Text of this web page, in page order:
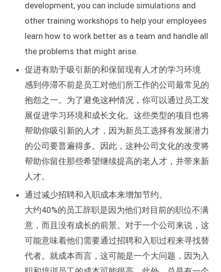
development, you can include simulations and
other training workshops to help your employees
learn how to work better as a team and handle all
the problems that might arise.
促进有助于吸引新的和保留现有人才的学习环境
感到停滞不前是员工对他们所工作的公司最常见的
抱怨之一。为了避免这种情况，你可以通过员工发
展促进学习环境和成长文化。这些类型的项目也将
帮助你吸引新的人才，因为新员工选择有发展潜力
的公司要普遍得多。因此，这种公司文化的改变将
帮助你留住那些希望继续提高的老人才，并带来新
人才。
通过减少招聘和入职成本来增加节约。
大约40%的员工辞职是因为他们对目前的职位不满
意，而且没有成长的前景。对于一个公司来说，这
可能意味着他们需要通过招聘和入职过程来寻找替
代者。就成本而言，这可能是一个大问题，因为入